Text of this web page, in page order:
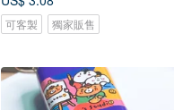
可客製 獨家販售